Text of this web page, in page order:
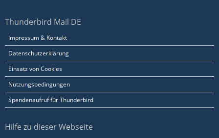
Thunderbird Mail DE
Impressum & Kontakt
Datenschutzerklärung
Einsatz von Cookies
Nutzungsbedingungen
Spendenaufruf für Thunderbird
Hilfe zu dieser Webseite